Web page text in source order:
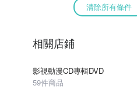
清除所有條件
相關店鋪
影視動漫CD專輯DVD
59件商品